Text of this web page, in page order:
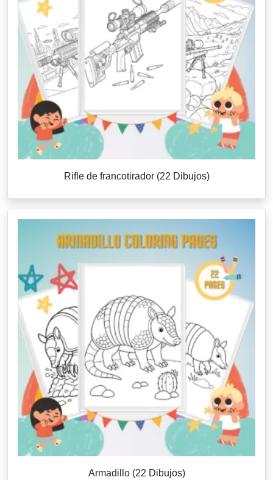
Rifle de francotirador (22 Dibujos)
Armadillo (22 Dibujos)